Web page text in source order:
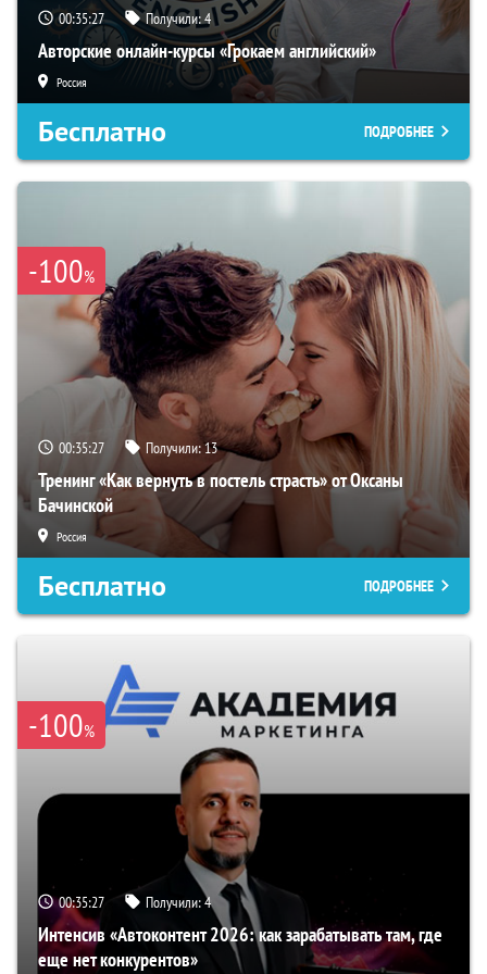
00:35:26 Получили:4
Авторские онлайн-курсы «Грокаем английский»
Россия
Бесплатно ПОДРОБНЕЕ
-100%
00:35:26 Получили:13
Тренинг «Как вернуть в постель страсть» от Оксаны
Бачинской
Россия
Бесплатно ПОДРОБНЕЕ
-100%
00:35:26 Получили:4
Интенсив «Автоконтент 2026: как зарабатывать там, где
еще нет конкурентов»